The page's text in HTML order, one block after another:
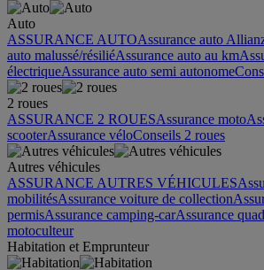
Auto
ASSURANCE AUTOAssurance auto
auto malussé/résiliéAssurance auto au km
électriqueAssurance auto semi autonome
2 roues
ASSURANCE 2 ROUESAssurance moto
scooterAssurance véloConseils 2 roues
Autres véhicules
ASSURANCE AUTRES VÉHICULES
mobilitésAssurance voiture de collection
permisAssurance camping-carAssurance quad
motoculteur
Habitation et Emprunteur